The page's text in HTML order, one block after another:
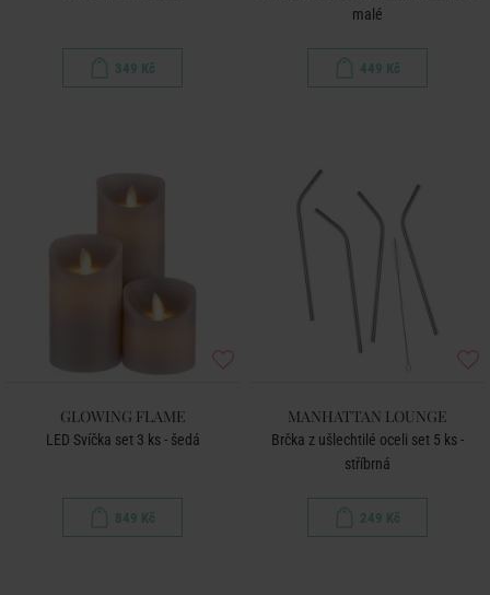
349 Kč
malé
449 Kč
GLOWING FLAME
LED Svíčka set 3 ks - šedá
849 Kč
MANHATTAN LOUNGE
Brčka z ušlechtilé oceli set 5 ks -
stříbrná
249 Kč